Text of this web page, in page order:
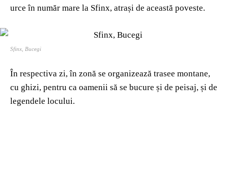
urce în număr mare la Sfinx, atrași de această poveste.
Sfinx, Bucegi
În respectiva zi, în zonă se organizează trasee montane,
cu ghizi, pentru ca oamenii să se bucure și de peisaj, și de
legendele locului.